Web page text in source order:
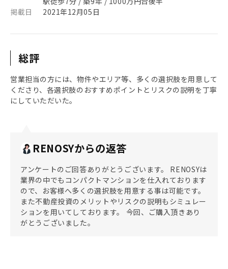
掲載日
2021年12月05日
総評
営業担当の方には、物件やエリア等、多くの選択肢を用意して
くださり、各選択肢のおすすめポイントとリスクの説明を丁寧
にしていただいた。
RENOSYからの返答
アンケートのご回答ありがとうございます。 RENOSYは
業界の中でもコンパクトマンションを仕入れております
ので、お客様へ多くの選択肢を用意する事は可能です。
また不動産投資のメリットやリスクの説明もシミュレー
ションを用いてしております。 今回、ご購入頂きあり
がとうございました。